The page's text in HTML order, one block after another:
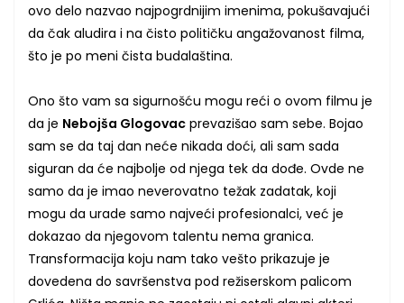
ovo delo nazvao najpogrdnijim imenima, pokušavajući
da čak aludira i na čisto političku angažovanost filma,
što je po meni čista budalaština.
Ono što vam sa sigurnošću mogu reći o ovom filmu je
da je Nebojša Glogovac prevazišao sam sebe. Bojao
sam se da taj dan neće nikada doći, ali sam sada
siguran da će najbolje od njega tek da dođe. Ovde ne
samo da je imao neverovatno težak zadatak, koji
mogu da urade samo najveći profesionalci, već je
dokazao da njegovom talentu nema granica.
Transformacija koju nam tako vešto prikazuje je
dovedena do savršenstva pod režiserskom palicom